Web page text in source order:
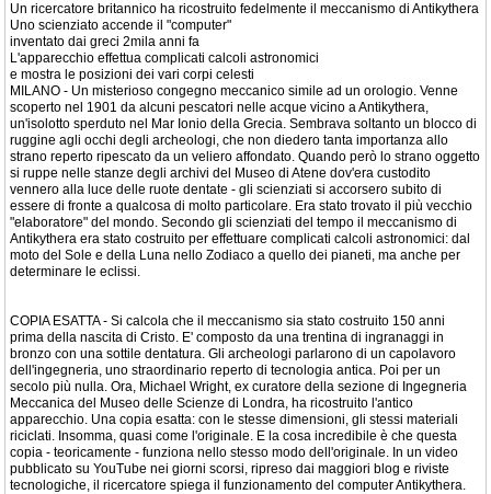
Un ricercatore britannico ha ricostruito fedelmente il meccanismo di Antikythera
Uno scienziato accende il "computer"
inventato dai greci 2mila anni fa
L'apparecchio effettua complicati calcoli astronomici
e mostra le posizioni dei vari corpi celesti
MILANO - Un misterioso congegno meccanico simile ad un orologio. Venne
scoperto nel 1901 da alcuni pescatori nelle acque vicino a Antikythera,
un'isolotto sperduto nel Mar Ionio della Grecia. Sembrava soltanto un blocco di
ruggine agli occhi degli archeologi, che non diedero tanta importanza allo
strano reperto ripescato da un veliero affondato. Quando però lo strano oggetto
si ruppe nelle stanze degli archivi del Museo di Atene dov'era custodito
vennero alla luce delle ruote dentate - gli scienziati si accorsero subito di
essere di fronte a qualcosa di molto particolare. Era stato trovato il più vecchio
"elaboratore" del mondo. Secondo gli scienziati del tempo il meccanismo di
Antikythera era stato costruito per effettuare complicati calcoli astronomici: dal
moto del Sole e della Luna nello Zodiaco a quello dei pianeti, ma anche per
determinare le eclissi.
COPIA ESATTA - Si calcola che il meccanismo sia stato costruito 150 anni
prima della nascita di Cristo. E' composto da una trentina di ingranaggi in
bronzo con una sottile dentatura. Gli archeologi parlarono di un capolavoro
dell'ingegneria, uno straordinario reperto di tecnologia antica. Poi per un
secolo più nulla. Ora, Michael Wright, ex curatore della sezione di Ingegneria
Meccanica del Museo delle Scienze di Londra, ha ricostruito l'antico
apparecchio. Una copia esatta: con le stesse dimensioni, gli stessi materiali
riciclati. Insomma, quasi come l'originale. E la cosa incredibile è che questa
copia - teoricamente - funziona nello stesso modo dell'originale. In un video
pubblicato su YouTube nei giorni scorsi, ripreso dai maggiori blog e riviste
tecnologiche, il ricercatore spiega il funzionamento del computer Antikythera.